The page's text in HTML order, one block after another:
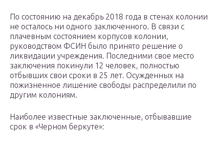
По состоянию на декабрь 2018 года в стенах колонии
не осталось ни одного заключенного. В связи с
плачевным состоянием корпусов колонии,
руководством ФСИН было принято решение о
ликвидации учреждения. Последними свое место
заключения покинули 12 человек, полностью
отбывших свои сроки в 25 лет. Осужденных на
пожизненное лишение свободы распределили по
другим колониям.
Наиболее известные заключенные, отбывавшие
срок в «Черном беркуте»: